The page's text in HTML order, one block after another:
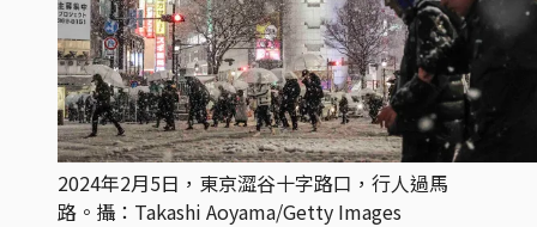
2024年2月5日，東京澀谷十字路口，行人過馬
路。攝：Takashi Aoyama/Getty Images